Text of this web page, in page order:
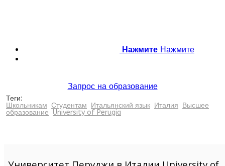
Нажмите Нажмите
Запрос на образование
Теги:
Школьникам Студентам Итальянский язык Италия Высшее
образование University of Perugia